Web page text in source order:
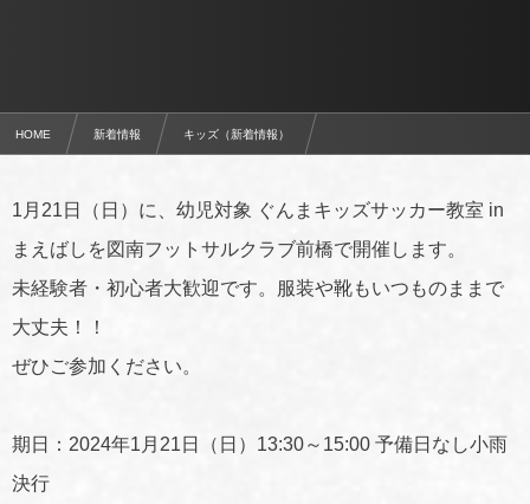
HOME 新着情報 キッズ（新着情報）
1月21日（日）に、幼児対象 ぐんまキッズサッカー教室 in
まえばしを図南フットサルクラブ前橋で開催します。
未経験者・初心者大歓迎です。服装や靴もいつものままで
大丈夫！！
ぜひご参加ください。
期日：2024年1月21日（日）13:30～15:00 予備日なし小雨
決行